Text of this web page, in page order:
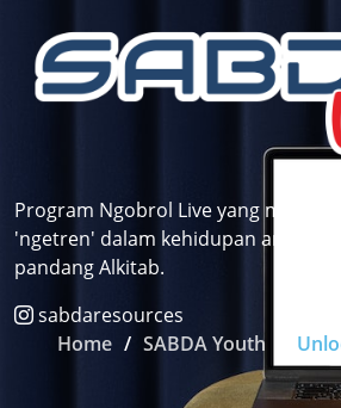
Program Ngobrol Live yang
'ngetren' dalam kehidupan anak
pandang Alkitab.
sabdaresources
Home
SABDA Youth